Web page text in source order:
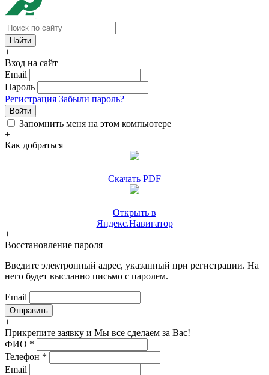
+
Вход на сайт
Email
Пароль
Регистрация Забыли пароль?
Войти
Запомнить меня на этом компьютере
+
Как добраться
Скачать PDF
Открыть в
Яндекс.Навигатор
+
Восстановление пароля
Введите электронный адрес, указанный при регистрации. На
него будет высланно письмо с паролем.
Email
+
Прикрепите заявку и Мы все сделаем за Вас!
ФИО *
Телефон *
Email